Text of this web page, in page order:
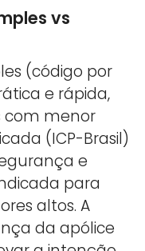
vs
(código por
e rápida,
menor
(ICP-Brasil)
e
para
altos. A
da apólice